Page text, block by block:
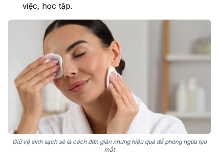
việc, học tập.
Giữ vệ sinh sạch sẽ là cách đơn giản nhưng hiệu quả để phòng ngừa lẹo
mắt